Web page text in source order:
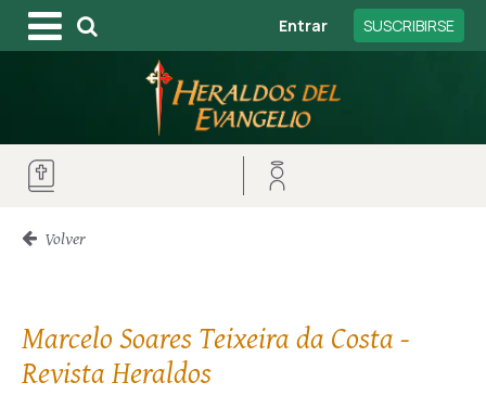
Entrar SUSCRIBIRSE
Volver
Marcelo Soares Teixeira da Costa -
Revista Heraldos